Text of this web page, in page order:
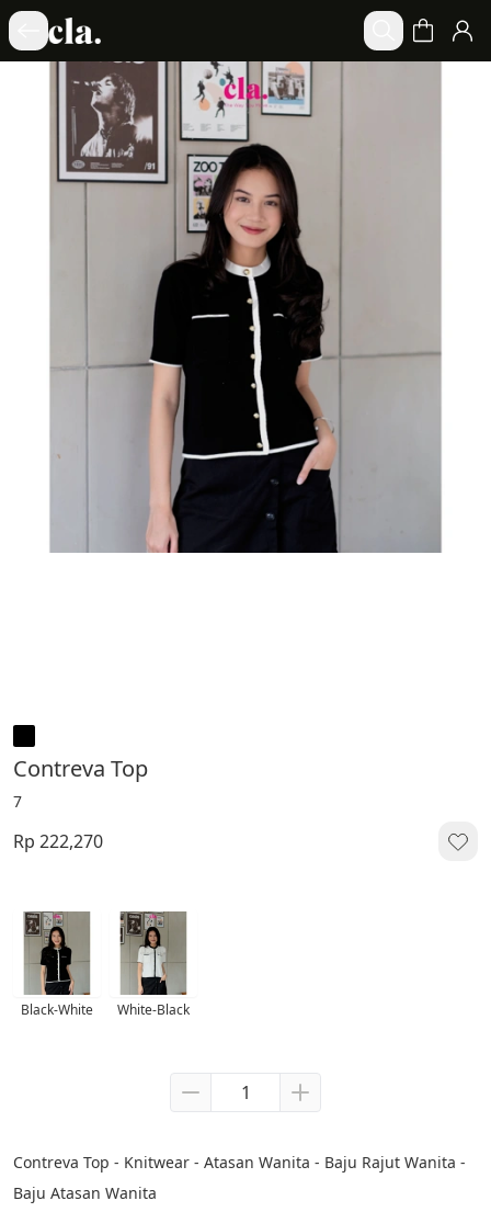
Contreva Top
7
Rp 222,270
Black-White White-Black
Contreva Top - Knitwear - Atasan Wanita - Baju Rajut Wanita -
Baju Atasan Wanita